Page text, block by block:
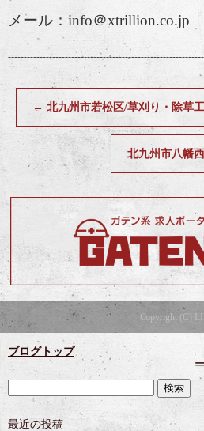
メール：info＠xtrillion.co.jp
← 北九州市若松区/草刈り・除草
北九州市八幡
Copyright (C)
ブログトップ
最近の投稿